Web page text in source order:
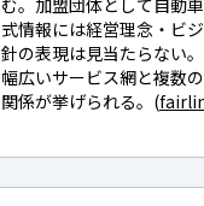
む。加盟団体として自動
式情報には経営理念・ビ
針の表現は見当たらない
幅広いサービス網と複数
関係が挙げられる。(